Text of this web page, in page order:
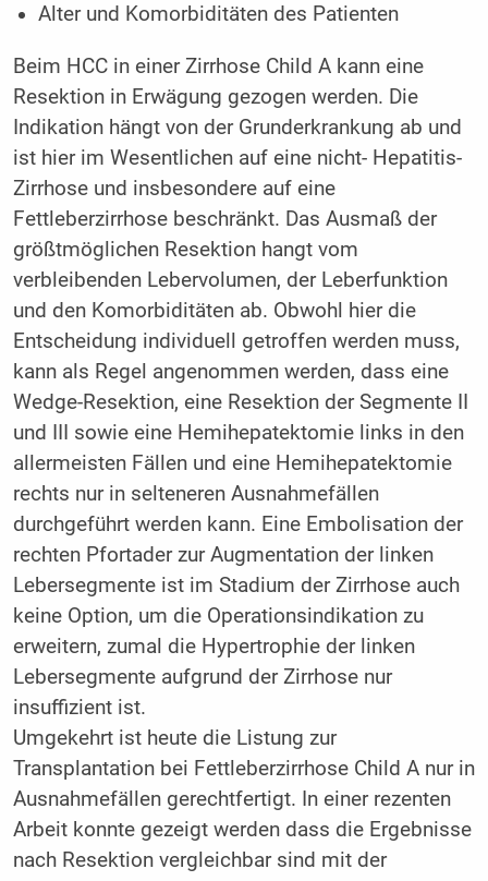
Alter und Komorbiditäten des Patienten
Beim HCC in einer Zirrhose Child A kann eine
Resektion in Erwägung gezogen werden. Die
Indikation hängt von der Grunderkrankung ab und
ist hier im Wesentlichen auf eine nicht- Hepatitis-
Zirrhose und insbesondere auf eine
Fettleberzirrhose beschränkt. Das Ausmaß der
größtmöglichen Resektion hangt vom
verbleibenden Lebervolumen, der Leberfunktion
und den Komorbiditäten ab. Obwohl hier die
Entscheidung individuell getroffen werden muss,
kann als Regel angenommen werden, dass eine
Wedge-Resektion, eine Resektion der Segmente II
und III sowie eine Hemihepatektomie links in den
allermeisten Fällen und eine Hemihepatektomie
rechts nur in selteneren Ausnahmefällen
durchgeführt werden kann. Eine Embolisation der
rechten Pfortader zur Augmentation der linken
Lebersegmente ist im Stadium der Zirrhose auch
keine Option, um die Operationsindikation zu
erweitern, zumal die Hypertrophie der linken
Lebersegmente aufgrund der Zirrhose nur
insuffizient ist.
Umgekehrt ist heute die Listung zur
Transplantation bei Fettleberzirrhose Child A nur in
Ausnahmefällen gerechtfertigt. In einer rezenten
Arbeit konnte gezeigt werden dass die Ergebnisse
nach Resektion vergleichbar sind mit der